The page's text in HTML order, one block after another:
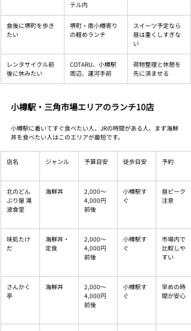
テル内
食後に堺町を歩き
たい
堺町・南小樽寄り
の軽めランチ
スイーツ予定なら
昼は重くしすぎな
い
レンタサイクル前
後に休みたい
COTARU、小樽駅
周辺、運河手前
荷物整理と休憩を
先に済ませる
小樽駅・三角市場エリアのランチ10店
小樽駅に着いてすぐ食べたい人、JRの時間がある人、まず海鮮
丼を食べたい人はこのエリアが最短です。
店名 ジャンル 予算目安 徒歩目安 予約
北のどん
ぶり屋 滝
波食堂
海鮮丼
2,000〜
4,000円
前後
小樽駅す
ぐ
昼ピーク
注意
味処たけ
だ
海鮮丼・
定食
2,000〜
4,000円
前後
小樽駅す
ぐ
市場内で
比較しや
すい
さんかく
亭
海鮮丼
2,000〜
4,000円
前後
小樽駅す
ぐ
早めの時
間が安心